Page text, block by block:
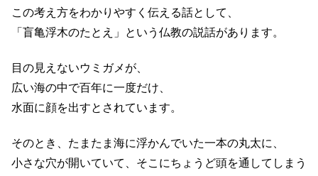
この考え方をわかりやすく伝える話として、
「盲亀浮木のたとえ」という仏教の説話があります。
目の見えないウミガメが、
広い海の中で百年に一度だけ、
水面に顔を出すとされています。
そのとき、たまたま海に浮かんでいた一本の丸太に、
小さな穴が開いていて、そこにちょうど頭を通してしまう